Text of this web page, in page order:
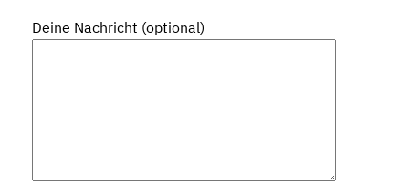
Deine Nachricht (optional)